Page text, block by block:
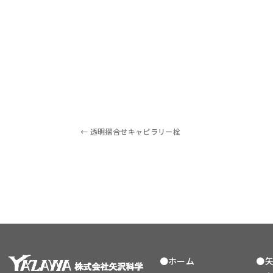
← 透明摺合せキャピラリー栓
●ホーム
●